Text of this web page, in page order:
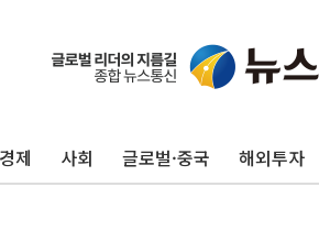
경제 사회 글로벌·중국 해외투자
포항시
울진·영